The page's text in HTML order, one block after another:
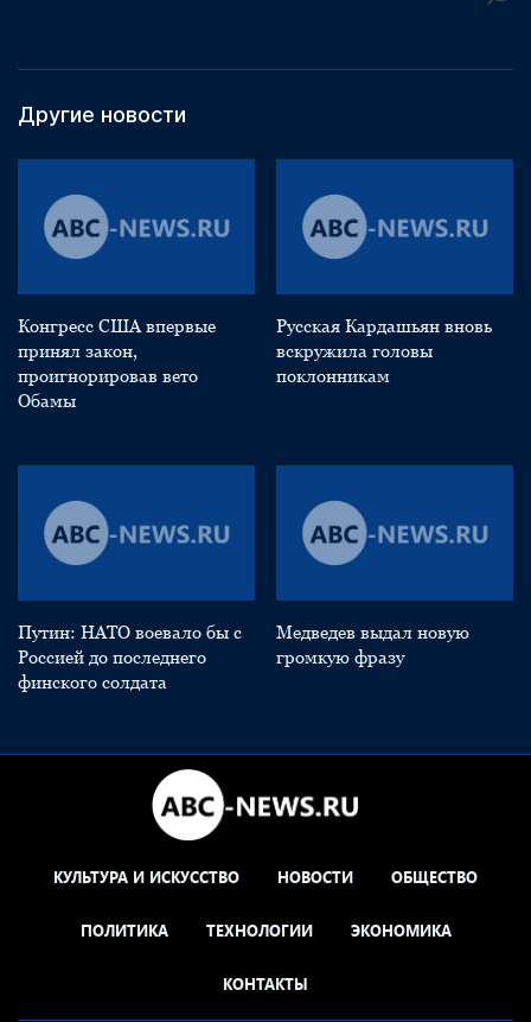
Другие новости
Конгресс США впервые
принял закон,
проигнорировав вето
Обамы
Русская Кардашьян вновь
вскружила головы
поклонникам
Путин: НАТО воевало бы с
Россией до последнего
финского солдата
Медведев выдал новую
громкую фразу
КУЛЬТУРА И ИСКУССТВО НОВОСТИ ОБЩЕСТВО
ПОЛИТИКА ТЕХНОЛОГИИ ЭКОНОМИКА
КОНТАКТЫ